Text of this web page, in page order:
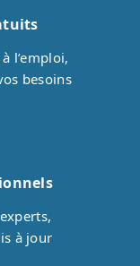
l’emploi,
besoins
à jour